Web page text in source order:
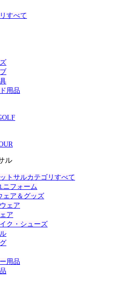
すべて
用品
ル
トサルカテゴリすべて
ニフォーム
ェア＆グッズ
ェア
ア
ク・シューズ
用品